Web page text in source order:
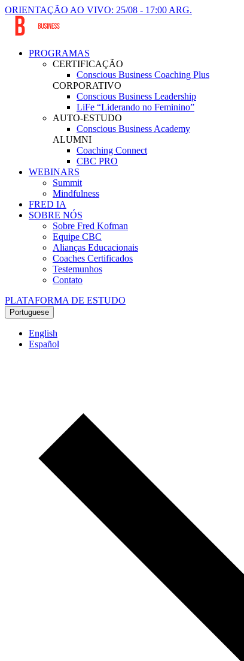
ORIENTAÇÃO AO VIVO: 25/08 - 17:00 ARG.
PROGRAMAS
CERTIFICAÇÃO
Conscious Business Coaching Plus
CORPORATIVO
Conscious Business Leadership
LiFe “Liderando no Feminino”
AUTO-ESTUDO
Conscious Business Academy
ALUMNI
Coaching Connect
CBC PRO
WEBINARS
Summit
Mindfulness
FRED IA
SOBRE NÓS
Sobre Fred Kofman
Equipe CBC
Alianças Educacionais
Coaches Certificados
Testemunhos
Contato
PLATAFORMA DE ESTUDO
Portuguese
English
Español